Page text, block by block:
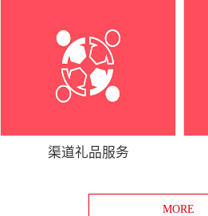
渠道礼品服务
MORE